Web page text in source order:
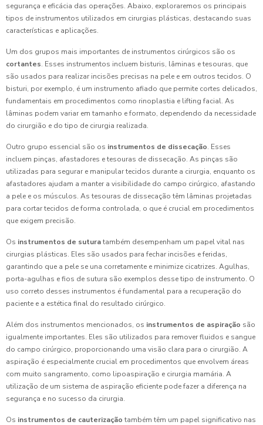
segurança e eficácia das operações. Abaixo, exploraremos os principais
tipos de instrumentos utilizados em cirurgias plásticas, destacando suas
características e aplicações.
Um dos grupos mais importantes de instrumentos cirúrgicos são os
cortantes. Esses instrumentos incluem bisturis, lâminas e tesouras, que
são usados para realizar incisões precisas na pele e em outros tecidos. O
bisturi, por exemplo, é um instrumento afiado que permite cortes delicados,
fundamentais em procedimentos como rinoplastia e lifting facial. As
lâminas podem variar em tamanho e formato, dependendo da necessidade
do cirurgião e do tipo de cirurgia realizada.
Outro grupo essencial são os instrumentos de dissecação. Esses
incluem pinças, afastadores e tesouras de dissecação. As pinças são
utilizadas para segurar e manipular tecidos durante a cirurgia, enquanto os
afastadores ajudam a manter a visibilidade do campo cirúrgico, afastando
a pele e os músculos. As tesouras de dissecação têm lâminas projetadas
para cortar tecidos de forma controlada, o que é crucial em procedimentos
que exigem precisão.
Os instrumentos de suturatambém desempenham um papel vital nas
cirurgias plásticas. Eles são usados para fechar incisões e feridas,
garantindo que a pele se una corretamente e minimize cicatrizes. Agulhas,
porta-agulhas e fios de sutura são exemplos desse tipo de instrumento. O
uso correto desses instrumentos é fundamental para a recuperação do
paciente e a estética final do resultado cirúrgico.
Além dos instrumentos mencionados, os instrumentos de aspiração são
igualmente importantes. Eles são utilizados para remover fluidos e sangue
do campo cirúrgico, proporcionando uma visão clara para o cirurgião. A
aspiração é especialmente crucial em procedimentos que envolvem áreas
com muito sangramento, como lipoaspiração e cirurgia mamária. A
utilização de um sistema de aspiração eficiente pode fazer a diferença na
segurança e no sucesso da cirurgia.
Os instrumentos de cauterização também têm um papel significativo nas